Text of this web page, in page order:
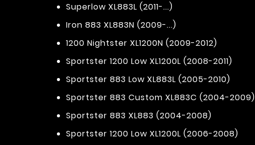
Superlow XL883L (2011-...)
Iron 883 XL883N (2009-...)
1200 Nightster XL1200N (2009-2012)
Sportster 1200 Low XL1200L (2008-2011)
Sportster 883 Low XL883L (2005-2010)
Sportster 883 Custom XL883C (2004-2009)
Sportster 883 XL883 (2004-2008)
Sportster 1200 Low XL1200L (2006-2008)